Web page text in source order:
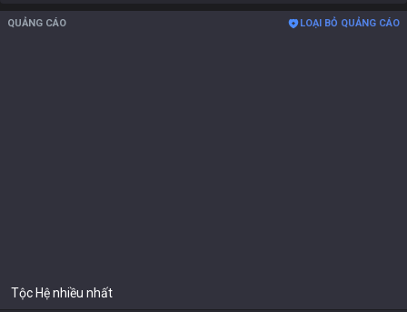
QUẢNG CÁO LOẠI BỎ QUẢNG CÁO
Tộc Hệ nhiều nhất